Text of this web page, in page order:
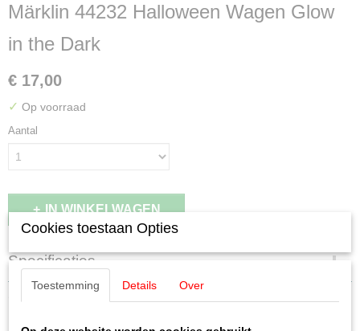
Märklin 44232 Halloween Wagen Glow
in the Dark
€ 17,00
✓ Op voorraad
Aantal
IN WINKELWAGEN
Specificaties
EAN code
Schaal
Cookies toestaan Opties
Toestemming Details Over